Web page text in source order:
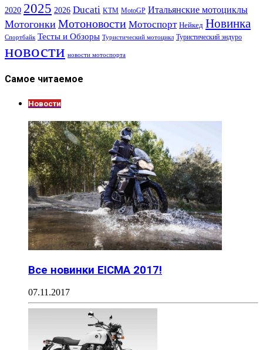
2020 2025 2026 Ducati KTM MotoGP Итальянские мотоциклы
Мотогонки Мотоновости Мотоспорт Нейкед Новинка
Спортбайк Тесты и Обзоры Туристический мотоцикл Туристический эндуро
новости новости мотоспорта
Самое читаемое
Новости
Все новинки EICMA 2017!
07.11.2017